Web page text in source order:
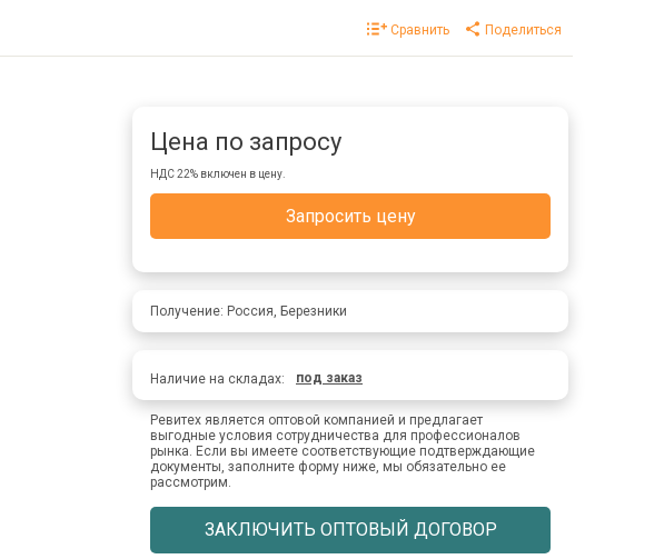
Сравнить Поделиться
Цена по запросу
НДС 22% включен в цену.
Запросить цену
Получение: Россия, Березники
Наличие на складах: под заказ
Ревитех является оптовой компанией и предлагает
выгодные условия сотрудничества для профессионалов
рынка. Если вы имеете соответствующие подтверждающие
документы, заполните форму ниже, мы обязательно ее
рассмотрим.
ЗАКЛЮЧИТЬ ОПТОВЫЙ ДОГОВОР